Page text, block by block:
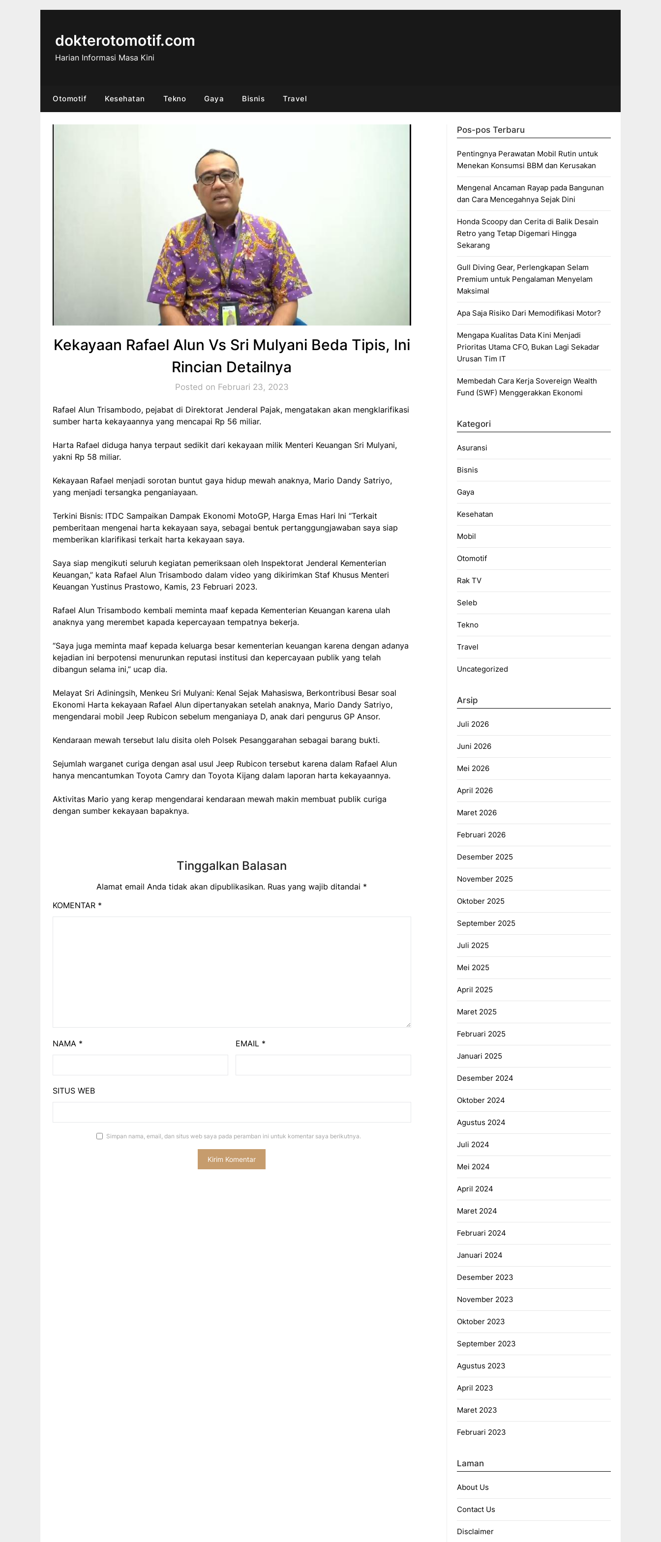
dokterotomotif.com
Harian Informasi Masa Kini
Otomotif Kesehatan Tekno Gaya Bisnis Travel
Kekayaan Rafael Alun Vs Sri Mulyani Beda Tipis, Ini
Rincian Detailnya
Posted on Februari 23, 2023
Rafael Alun Trisambodo, pejabat di Direktorat Jenderal Pajak, mengatakan akan mengklarifikasi
sumber harta kekayaannya yang mencapai Rp 56 miliar.
Harta Rafael diduga hanya terpaut sedikit dari kekayaan milik Menteri Keuangan Sri Mulyani,
yakni Rp 58 miliar.
Kekayaan Rafael menjadi sorotan buntut gaya hidup mewah anaknya, Mario Dandy Satriyo,
yang menjadi tersangka penganiayaan.
Terkini Bisnis: ITDC Sampaikan Dampak Ekonomi MotoGP, Harga Emas Hari Ini “Terkait
pemberitaan mengenai harta kekayaan saya, sebagai bentuk pertanggungjawaban saya siap
memberikan klarifikasi terkait harta kekayaan saya.
Saya siap mengikuti seluruh kegiatan pemeriksaan oleh Inspektorat Jenderal Kementerian
Keuangan,” kata Rafael Alun Trisambodo dalam video yang dikirimkan Staf Khusus Menteri
Keuangan Yustinus Prastowo, Kamis, 23 Februari 2023.
Rafael Alun Trisambodo kembali meminta maaf kepada Kementerian Keuangan karena ulah
anaknya yang merembet kapada kepercayaan tempatnya bekerja.
“Saya juga meminta maaf kepada keluarga besar kementerian keuangan karena dengan adanya
kejadian ini berpotensi menurunkan reputasi institusi dan kepercayaan publik yang telah
dibangun selama ini,” ucap dia.
Melayat Sri Adiningsih, Menkeu Sri Mulyani: Kenal Sejak Mahasiswa, Berkontribusi Besar soal
Ekonomi Harta kekayaan Rafael Alun dipertanyakan setelah anaknya, Mario Dandy Satriyo,
mengendarai mobil Jeep Rubicon sebelum menganiaya D, anak dari pengurus GP Ansor.
Kendaraan mewah tersebut lalu disita oleh Polsek Pesanggarahan sebagai barang bukti.
Sejumlah warganet curiga dengan asal usul Jeep Rubicon tersebut karena dalam Rafael Alun
hanya mencantumkan Toyota Camry dan Toyota Kijang dalam laporan harta kekayaannya.
Aktivitas Mario yang kerap mengendarai kendaraan mewah makin membuat publik curiga
dengan sumber kekayaan bapaknya.
Tinggalkan Balasan
Alamat email Anda tidak akan dipublikasikan. Ruas yang wajib ditandai *
KOMENTAR *
NAMA * EMAIL *
SITUS WEB
Simpan nama, email, dan situs web saya pada peramban ini untuk komentar saya berikutnya.
Pos-pos Terbaru
Pentingnya Perawatan Mobil Rutin untuk
Menekan Konsumsi BBM dan Kerusakan
Mengenal Ancaman Rayap pada Bangunan
dan Cara Mencegahnya Sejak Dini
Honda Scoopy dan Cerita di Balik Desain
Retro yang Tetap Digemari Hingga
Sekarang
Gull Diving Gear, Perlengkapan Selam
Premium untuk Pengalaman Menyelam
Maksimal
Apa Saja Risiko Dari Memodifikasi Motor?
Mengapa Kualitas Data Kini Menjadi
Prioritas Utama CFO, Bukan Lagi Sekadar
Urusan Tim IT
Membedah Cara Kerja Sovereign Wealth
Fund (SWF) Menggerakkan Ekonomi
Kategori
Asuransi
Bisnis
Gaya
Kesehatan
Mobil
Otomotif
Rak TV
Seleb
Tekno
Travel
Uncategorized
Arsip
Juli 2026
Juni 2026
Mei 2026
April 2026
Maret 2026
Februari 2026
Desember 2025
November 2025
Oktober 2025
September 2025
Juli 2025
Mei 2025
April 2025
Maret 2025
Februari 2025
Januari 2025
Desember 2024
Oktober 2024
Agustus 2024
Juli 2024
Mei 2024
April 2024
Maret 2024
Februari 2024
Januari 2024
Desember 2023
November 2023
Oktober 2023
September 2023
Agustus 2023
April 2023
Maret 2023
Februari 2023
Laman
About Us
Contact Us
Disclaimer